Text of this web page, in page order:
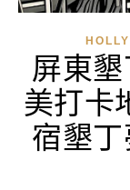
屏東
美打卡
宿墾